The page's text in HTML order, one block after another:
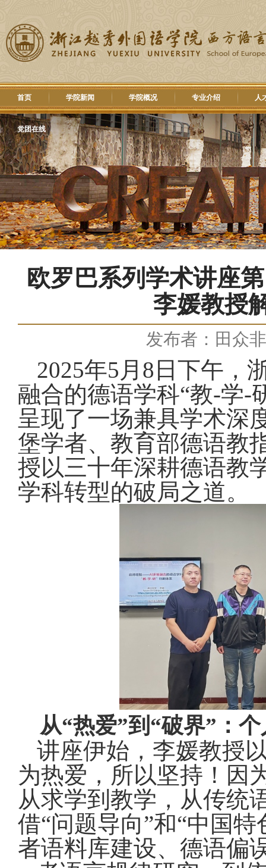
首页 学院新闻 学院概况 专业介绍 人
党团在线
欧罗巴系列学术讲座
李媛教授
发布者：田众非
2025年5 月 8 日下午，
融合的德语学科“教-学-
呈现了一场兼具学术深
堡学者、教育部德语教
授以三十年深耕德语教
学科转型的破局之道。
从“热爱”到“破界”：
讲座伊始，李媛教授
为热爱，所以坚持！因
从求学到教学，从传统
借“问题导向”和“中国
者语料库建设、德语偏